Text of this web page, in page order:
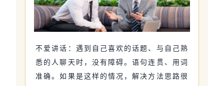
不爱讲话：遇到自己喜欢的话题、与自己熟
悉的人聊天时，没有障碍。语句连贯、用词
准确。如果是这样的情况，解决方法思路很